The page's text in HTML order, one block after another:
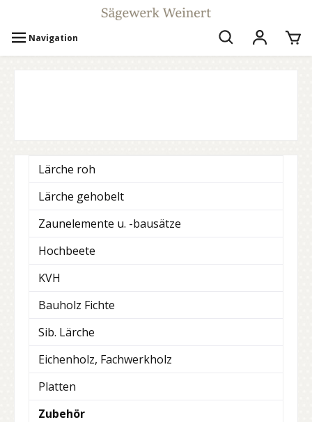
Navigation
Lärche roh
Lärche gehobelt
Zaunelemente u. -bausätze
Hochbeete
KVH
Bauholz Fichte
Sib. Lärche
Eichenholz, Fachwerkholz
Platten
Zubehör